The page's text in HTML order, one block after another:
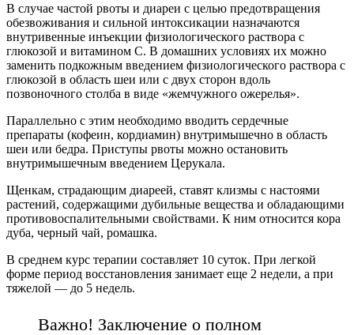
В случае частой рвоты и диареи с целью предотвращения
обезвоживания и сильной интоксикации назначаются
внутривенные инъекции физиологического раствора с
глюкозой и витамином C. В домашних условиях их можно
заменить подкожным введением физиологического раствора с
глюкозой в область шеи или с двух сторон вдоль
позвоночного столба в виде «жемчужного ожерелья».
Параллельно с этим необходимо вводить сердечные
препараты (кофеин, кордиамин) внутримышечно в область
шеи или бедра. Приступы рвоты можно остановить
внутримышечным введением Церукала.
Щенкам, страдающим диареей, ставят клизмы с настоями
растений, содержащими дубильные вещества и обладающими
противовоспалительными свойствами. К ним относится кора
дуба, черный чай, ромашка.
В среднем курс терапии составляет 10 суток. При легкой
форме период восстановления занимает еще 2 недели, а при
тяжелой — до 5 недель.
Важно! Заключение о полном